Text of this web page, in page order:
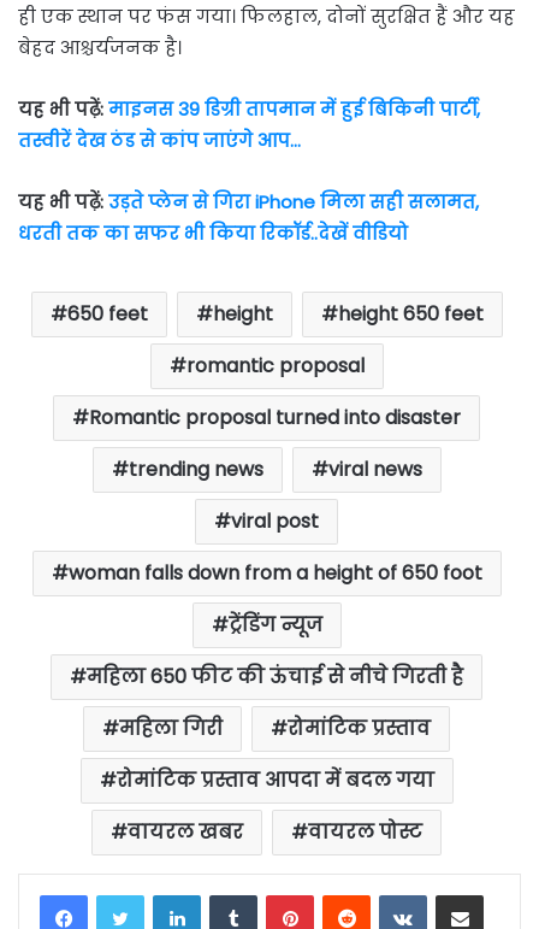
ही एक स्थान पर फंस गया। फिलहाल, दोनों सुरक्षित हैं और यह
बेहद आश्चर्यजनक है।
यह भी पढ़ें:माइनस 39 डिग्री तापमान में हुई बिकिनी पार्टी,
तस्वीरें देख ठंड से कांप जाएंगे आप…
यह भी पढ़ें:उड़ते प्लेन से गिरा iPhone मिला सही सलामत,
धरती तक का सफर भी किया रिकॉर्ड..देखें वीडियो
650 feet height
height 650 feet
romantic proposal
Romantic proposal turned into disaster
trending news
viral news
viral post
woman falls down from a height of 650 foot
ट्रेंडिंग न्यूज
महिला 650 फीट की ऊंचाई से नीचे गिरती है
महिला गिरी
रोमांटिक प्रस्ताव
रोमांटिक प्रस्ताव आपदा में बदल गया
वायरल खबर
वायरल पोस्ट
LinkedInTumblrPinterestReddit VKontakteShare via Email